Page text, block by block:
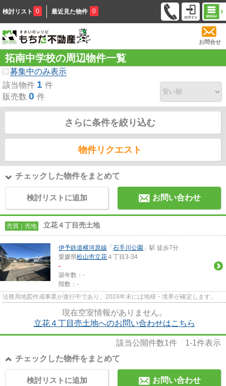
検討リスト 0 最近見た物件 0
お問合せ
拓南中学校の周辺物件一覧
募集中のみ表示
該当物件 1 件
販売数 0 件
さらに条件を絞り込む
物件リクエスト
チェックした物件をまとめて
検討リストに追加 お問い合わせ
売買｜売地 立花４丁目売土地
伊予鉄道横河原線 「 石手川公園 」駅 徒歩7分
愛媛県松山市立花 ４丁目3-34
-
築年数：-
階数：-
法務局地図作成事業が進行中であり、2024年末には地積・境界が確定します。
現在空室情報がありません。
立花４丁目売土地へのお問い合わせはこちら
該当公開件数1件 1-1件表示
チェックした物件をまとめて
お問い合わせ
検討リストに追加